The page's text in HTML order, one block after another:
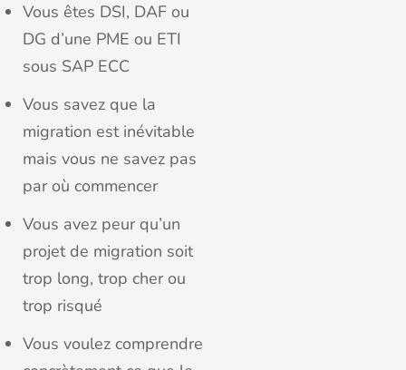
Vous êtes DSI, DAF ou
DG d’une PME ou ETI
sous SAP ECC
Vous savez que la
migration est inévitable
mais vous ne savez pas
par où commencer
Vous avez peur qu’un
projet de migration soit
trop long, trop cher ou
trop risqué
Vous voulez comprendre